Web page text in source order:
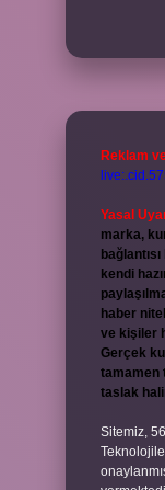
Reklam
Yasal
marka,
kendi
haber
ve kişiler
Gerçek
tamamen
taslak
Sitemiz,